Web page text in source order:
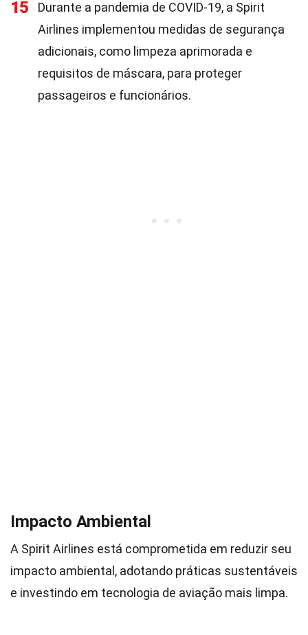
15
Durante a pandemia de COVID-19, a Spirit
Airlines implementou medidas de segurança
adicionais, como limpeza aprimorada e
requisitos de máscara, para proteger
passageiros e funcionários.
Impacto Ambiental
A Spirit Airlines está comprometida em reduzir seu
impacto ambiental, adotando práticas sustentáveis
e investindo em tecnologia de aviação mais limpa.